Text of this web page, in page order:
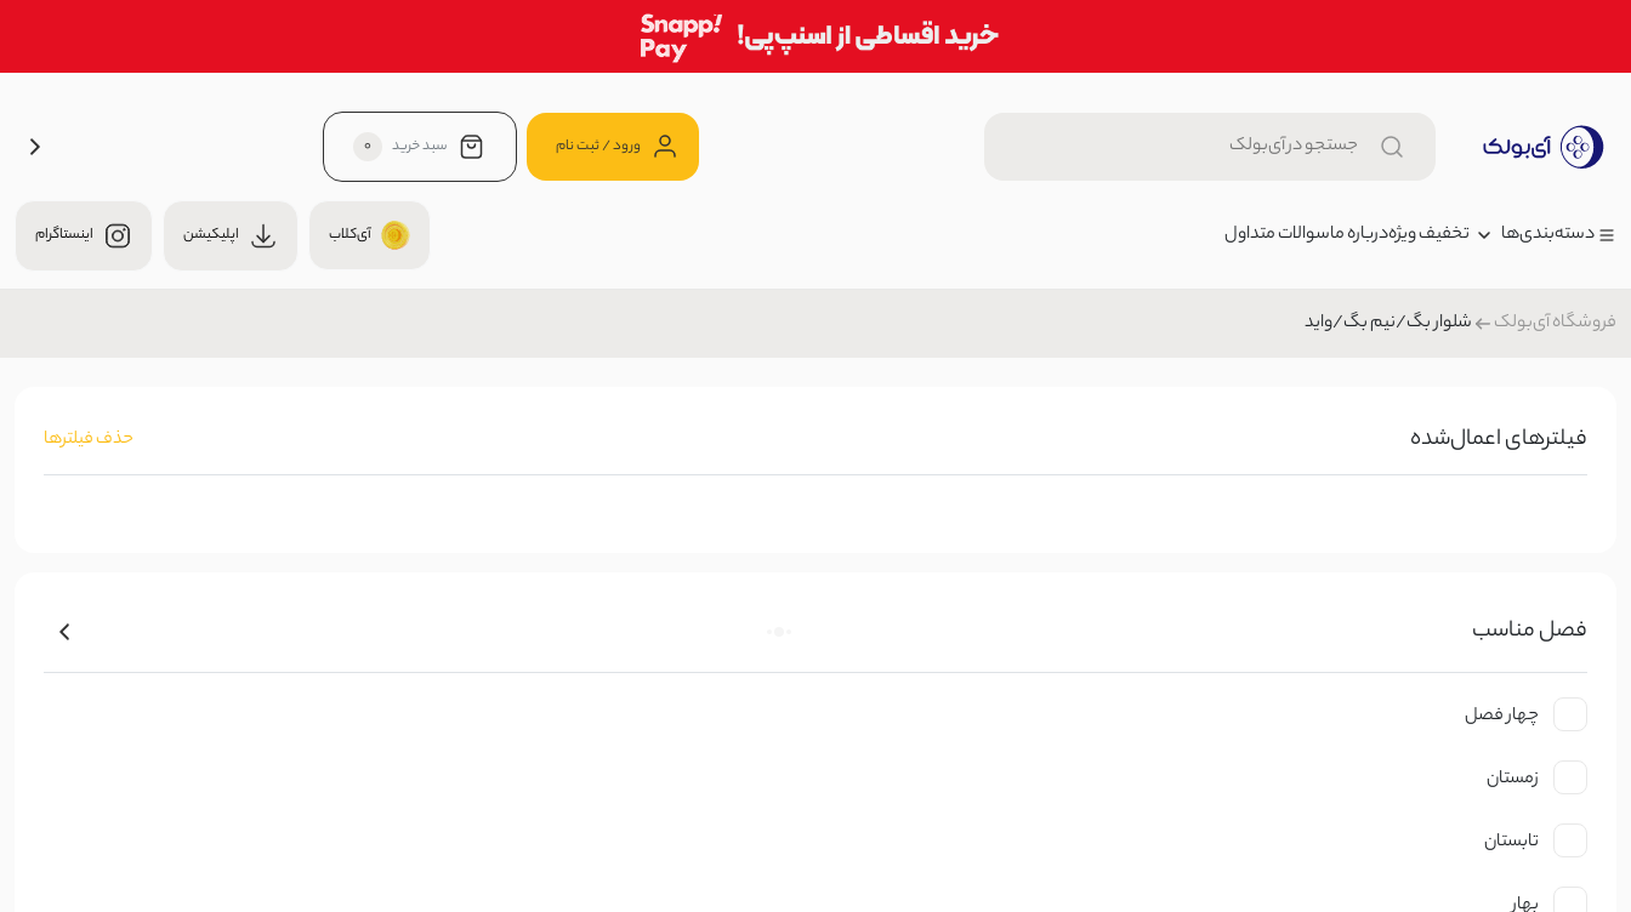
شلوارک زنانه برمودا طرحدار | آی بولک
ورود / ثبت نام سبد خرید 0
دسته‌بندی‌ها
زنانه
تخفیف ویژهدرباره ماسوالات متداول آی‌کلاب اپلیکیشن اینستاگرام
فروشگاه آی‌بولک شلوار بگ/نیم بگ/واید
فیلتر‌های اعمال‌شده حذف فیلترها
فصل مناسب
چهار فصل
زمستان
تابستان